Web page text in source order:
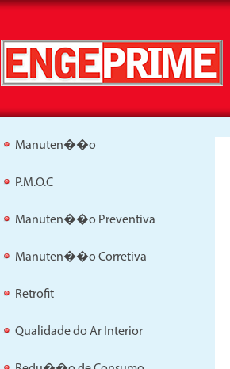
Manuten��o
P.M.O.C
Manuten��o Preventiva
Manuten��o Corretiva
Retrofit
Qualidade do Ar Interior